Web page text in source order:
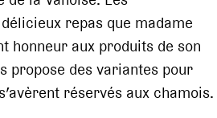
repas que madame
honneur aux produits de son
propose des variantes pour
réservés aux chamois.